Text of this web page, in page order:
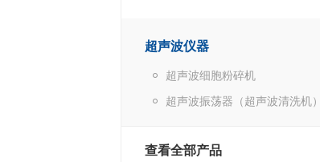
超声波仪器
超声波细胞粉碎机
超声波振荡器（超声波清洗机
查看全部产品